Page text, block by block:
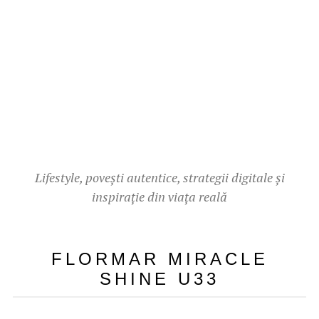
Lifestyle, povești autentice, strategii digitale și
inspirație din viața reală
FLORMAR MIRACLE
SHINE U33